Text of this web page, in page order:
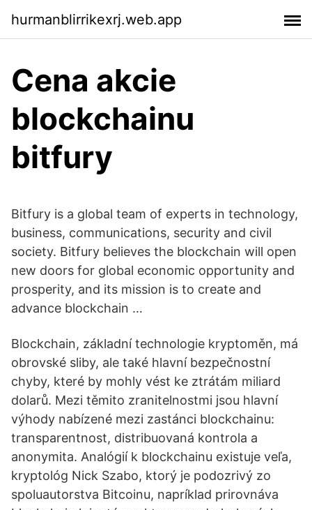
hurmanblirrikexrj.web.app
Cena akcie
blockchainu
bitfury
Bitfury is a global team of experts in technology,
business, communications, security and civil
society. Bitfury believes the blockchain will open
new doors for global economic opportunity and
prosperity, and its mission is to create and
advance blockchain …
Blockchain, základní technologie kryptoměn, má
obrovské sliby, ale také hlavní bezpečnostní
chyby, které by mohly vést ke ztrátám miliard
dolarů. Mezi těmito zranitelnostmi jsou hlavní
výhody nabízené mezi zastánci blockchainu:
transparentnost, distribuovaná kontrola a
anonymita. Analógií k blockchainu existuje veľa,
kryptológ Nick Szabo, ktorý je podozrivý zo
spoluautorstva Bitcoinu, napríklad prirovnáva